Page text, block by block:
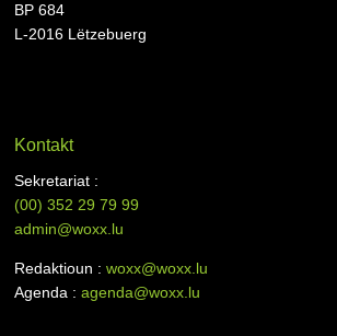
BP 684
L-2016 Lëtzebuerg
Kontakt
Sekretariat :
(00)352 29 79 99
admin@woxx.lu
Redaktioun :woxx@woxx.lu
Agenda :agenda@woxx.lu